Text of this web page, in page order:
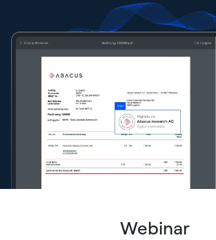
Webinar